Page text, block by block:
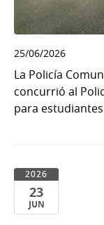
25/06/2026
La Policía
concurrió al
para
2026
23
JUN